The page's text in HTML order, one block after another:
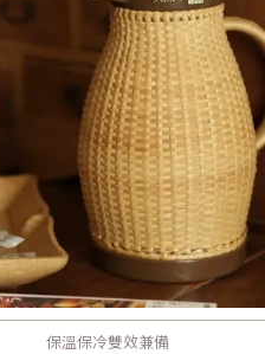
保溫保冷雙效兼備